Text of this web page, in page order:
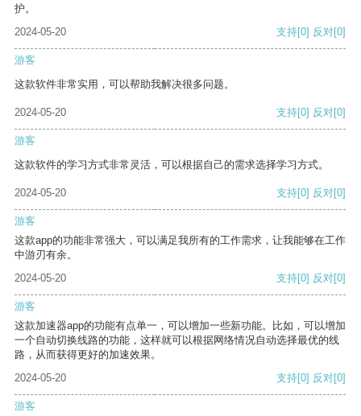
护。
2024-05-20
支持[0] 反对[0]
游客
这款软件非常实用，可以帮助我解决很多问题。
2024-05-20 支持[0] 反对[0]
游客
这款软件的学习方式非常灵活，可以根据自己的需求选择学习方式。
2024-05-20 支持[0] 反对[0]
游客
这款app的功能非常强大，可以满足我所有的工作需求，让我能够在工作
中游刃有余。
2024-05-20
支持[0] 反对[0]
游客
这款加速器app的功能有点单一，可以增加一些新功能。比如，可以增加
一个自动切换线路的功能，这样就可以根据网络情况自动选择最优的线
路，从而获得更好的加速效果。
2024-05-20
支持[0] 反对[0]
游客